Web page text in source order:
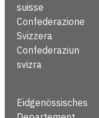
suisse
Confederazione
Svizzera
Confederaziun
svizra
Eidgenössisches